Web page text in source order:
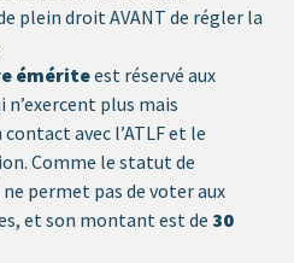
plein droit AVANT de régler la
émériteest réservé aux
plus mais
avec l’ATLF et le
Comme le statut de
permet pas de voter aux
et son montant est de 30